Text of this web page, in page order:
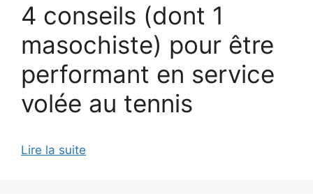
4 conseils (dont 1
masochiste) pour être
performant en service
volée au tennis
Lire la suite